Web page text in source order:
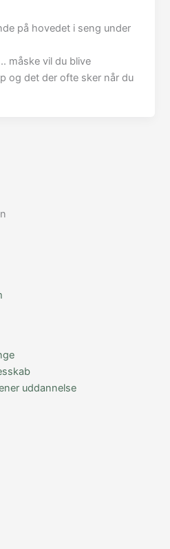
på hovedet i seng under
måske vil du blive
og det der ofte sker når du
uddannelse